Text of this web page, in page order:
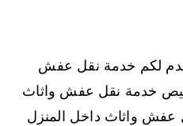
لكم خدمة نقل عفش
خدمة نقل عفش واثاث
عفش واثاث داخل المنزل